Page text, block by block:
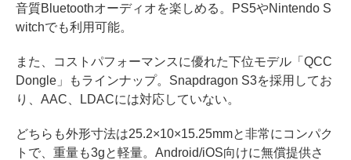
音質Bluetoothオーディオを楽しめる。PS5やNintendo S
witchでも利用可能。
また、コストパフォーマンスに優れた下位モデル「QCC
Dongle」もラインナップ。Snapdragon S3を採用してお
り、AAC、LDACには対応していない。
どちらも外形寸法は25.2×10×15.25mmと非常にコンパク
トで、重量も3gと軽量。Android/iOS向けに無償提供さ